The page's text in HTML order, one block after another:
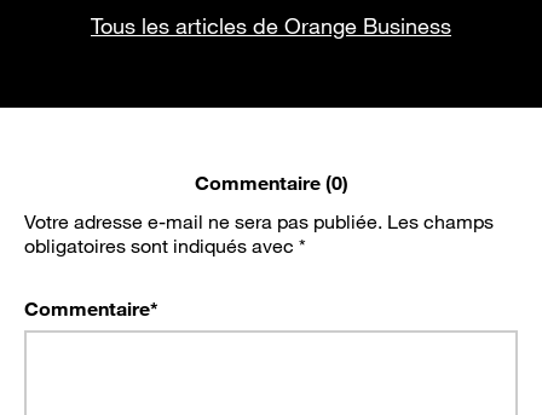
Tous les articles de Orange Business
Commentaire (0)
Votre adresse e-mail ne sera pas publiée. Les champs
obligatoires sont indiqués avec *
Commentaire*